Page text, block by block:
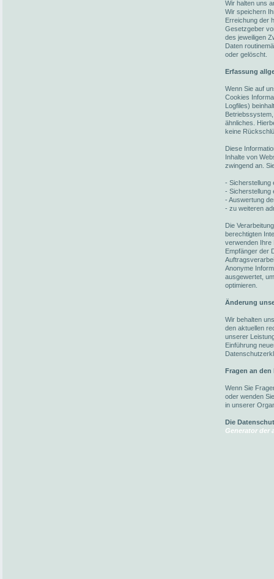
Wir halten uns
Wir speichern
Erreichung der
Gesetzgeber
des jeweiligen
Daten
oder gelöscht.
Erfassung
Wenn Sie auf
Cookies
Logfiles)
ähnliches.
keine
Diese
Inhalte von
zwingend an.
- Sicherstellung
- Sicherstellung
- Auswertung
- zu weiteren
Die
berechtigten
verwenden Ihre
Empfänger der
Anonyme
ausgewertet,
optimieren.
Änderung
Wir behalten
den aktuellen
unserer
Einführung
Fragen an
Wenn Sie
oder wenden
in unserer
Die
Generator der